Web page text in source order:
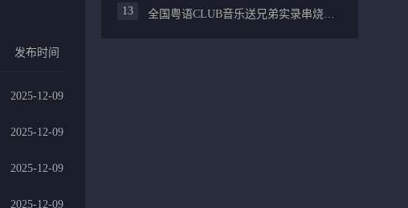
发布时间
2025-12-09
2025-12-09
2025-12-09
2025-12-09
全国粤语CLUB音乐送兄弟实录串烧融合越来越不懂爱的哲学遗憾专辑